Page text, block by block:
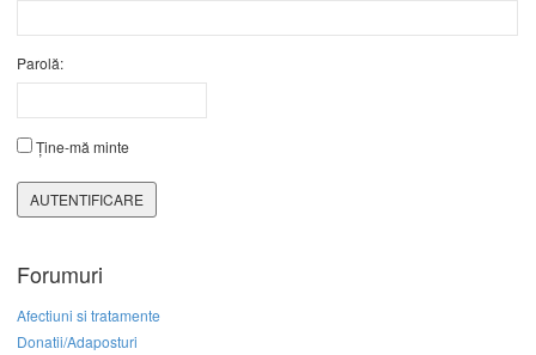
Parolă:
Ține-mă minte
AUTENTIFICARE
Forumuri
Afectiuni si tratamente
Donatii/Adaposturi